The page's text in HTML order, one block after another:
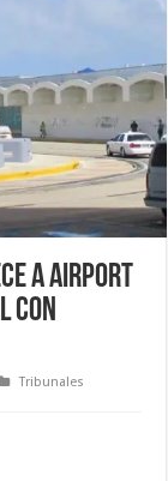
a Airport
con
Tribunales